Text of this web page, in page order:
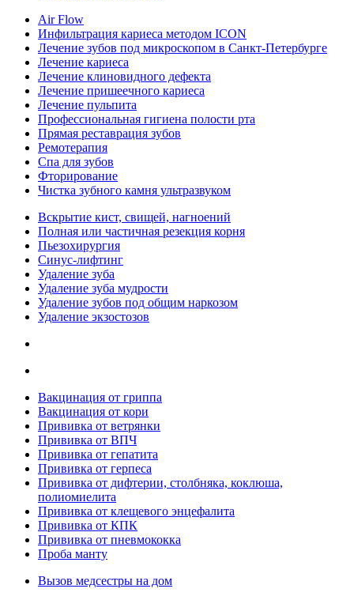
Air Flow
Инфильтрация кариеса методом ICON
Лечение зубов под микроскопом в Санкт-Петербурге
Лечение кариеса
Лечение клиновидного дефекта
Лечение пришеечного кариеса
Лечение пульпита
Профессиональная гигиена полости рта
Прямая реставрация зубов
Ремотерапия
Спа для зубов
Фторирование
Чистка зубного камня ультразвуком
Вскрытие кист, свищей, нагноений
Полная или частичная резекция корня
Пьезохирургия
Синус-лифтинг
Удаление зуба
Удаление зуба мудрости
Удаление зубов под общим наркозом
Удаление экзостозов
Вакцинация от гриппа
Вакцинация от кори
Прививка от ветрянки
Прививка от ВПЧ
Прививка от гепатита
Прививка от герпеса
Прививка от дифтерии, столбняка, коклюша,
полиомиелита
Прививка от клещевого энцефалита
Прививка от КПК
Прививка от пневмококка
Проба манту
Вызов медсестры на дом